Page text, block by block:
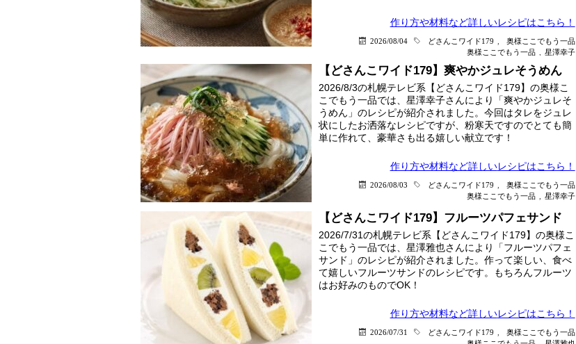
作り方や材料など詳しいレシピはこちら！
2026/08/04 どさんこワイド179
奥様ここでもう一品
奥様ここでもう一品
星澤幸子
【どさんこワイド179】爽やかジュレそうめん
2026/8/3の札幌テレビ系【どさんこワイド179】の奥様こ
こでもう一品では、星澤幸子さんにより「爽やかジュレそ
うめん」のレシピが紹介されました。今回はタレをジュレ
状にしたお洒落なレシピですが、粉寒天ですのでとても簡
単に作れて、豪華さも出る嬉しい献立です！
作り方や材料など詳しいレシピはこちら！
2026/08/03 どさんこワイド179
奥様ここでもう一品
奥様ここでもう一品
星澤幸子
【どさんこワイド179】フルーツパフェサンド
2026/7/31の札幌テレビ系【どさんこワイド179】の奥様こ
こでもう一品では、星澤雅也さんにより「フルーツパフェ
サンド」のレシピが紹介されました。作って楽しい、食べ
て嬉しいフルーツサンドのレシピです。もちろんフルーツ
はお好みのものでOK！
作り方や材料など詳しいレシピはこちら！
2026/07/31 どさんこワイド179
奥様ここでもう一品